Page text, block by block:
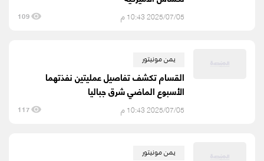
2025/07/05 10:43 م 109
يمن مونيتور
القسام تكشف تفاصيل عمليتين نفذتهما
الأسبوع الماضي شرق جباليا
2025/07/05 10:43 م 117
يمن مونيتور